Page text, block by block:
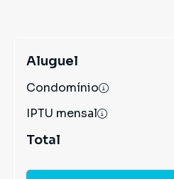
Aluguel
Condomínio
IPTU mensal
Total